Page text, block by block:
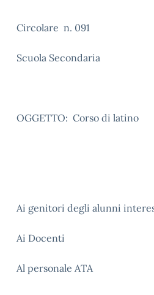
Circolare n. 091
Scuola Secondaria
OGGETTO: Corso di latino
Ai genitori degli alunni
Ai Docenti
Al personale ATA